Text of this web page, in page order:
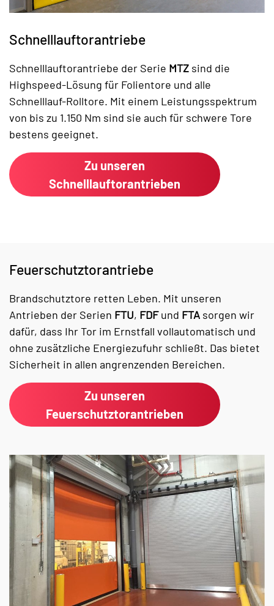
Schnelllauftorantriebe
Schnelllauftorantriebe der Serie MTZ sind die
Highspeed-Lösung für Folientore und alle
Schnelllauf-Rolltore. Mit einem Leistungsspektrum
von bis zu 1.150 Nm sind sie auch für schwere Tore
bestens geeignet.
Zu unseren
Schnelllauftorantrieben
Feuerschutztorantriebe
Brandschutztore retten Leben. Mit unseren
Antrieben der Serien FTU, FDFund FTA sorgen wir
dafür, dass Ihr Tor im Ernstfall vollautomatisch und
ohne zusätzliche Energiezufuhr schließt. Das bietet
Sicherheit in allen angrenzenden Bereichen.
Zu unseren
Feuerschutztorantrieben